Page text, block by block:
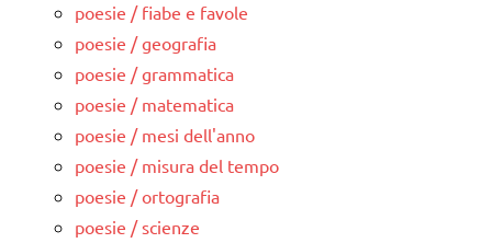
poesie / fiabe e favole
poesie / geografia
poesie / grammatica
poesie / matematica
poesie / mesi dell'anno
poesie / misura del tempo
poesie / ortografia
poesie / scienze